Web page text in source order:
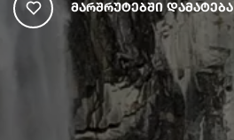
Მარშრუტებში Დამატება